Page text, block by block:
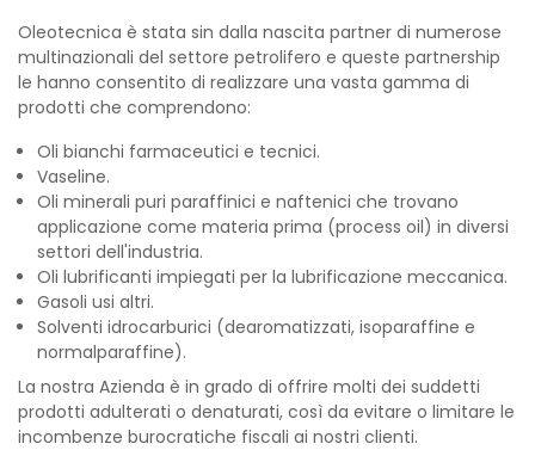
Oleotecnica è stata sin dalla nascita partner di numerose
multinazionali del settore petrolifero e queste partnership
le hanno consentito di realizzare una vasta gamma di
prodotti che comprendono:
Oli bianchi farmaceutici e tecnici.
Vaseline.
Oli minerali puri paraffinici e naftenici che trovano
applicazione come materia prima (process oil) in diversi
settori dell'industria.
Oli lubrificanti impiegati per la lubrificazione meccanica.
Gasoli usi altri.
Solventi idrocarburici (dearomatizzati, isoparaffine e
normalparaffine).
La nostra Azienda è in grado di offrire molti dei suddetti
prodotti adulterati o denaturati, così da evitare o limitare le
incombenze burocratiche fiscali ai nostri clienti.